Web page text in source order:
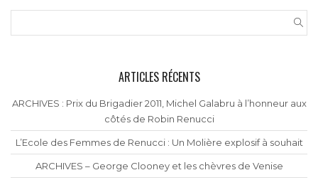
ARTICLES RÉCENTS
ARCHIVES : Prix du Brigadier 2011, Michel Galabru à l’honneur aux
côtés de Robin Renucci
L’Ecole des Femmes de Renucci : Un Molière explosif à souhait
ARCHIVES – George Clooney et les chèvres de Venise